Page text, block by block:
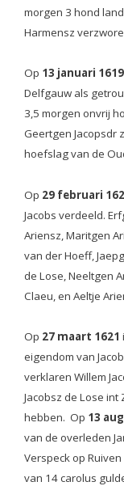
morgen 3 hond
Harmensz
Op 13 januari 1619
Delfgauw als
3,5 morgen onvrij
Geertgen Jacopsdr
hoefslag van de
Op 29 februari
Jacobs verdeeld.
Ariensz, Maritgen
van der Hoeff,
de Lose, Neeltgen
Claeu, en Aeltje
Op 27 maart 1621
eigendom van
verklaren Willem
Jacobsz de Lose
hebben. Op 13
van de overleden
Verspeck op
van 14 carolus